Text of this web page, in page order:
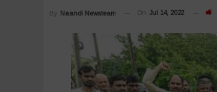
By Naandi Newsteam On Jul 14, 2022